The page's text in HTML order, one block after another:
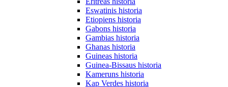
Eswatinis historia
Etiopiens historia
Gabons historia
Gambias historia
Ghanas historia
Guineas historia
Guinea-Bissaus historia
Kameruns historia
Kap Verdes historia